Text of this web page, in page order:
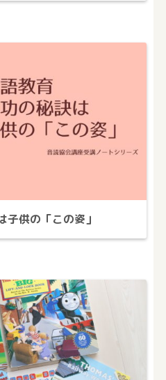
供の「この姿」